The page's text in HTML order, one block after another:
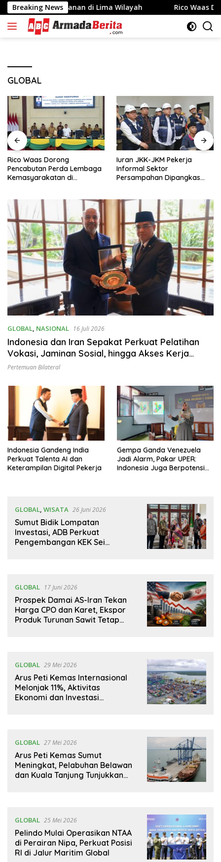
Langsung
ke
konten
Breaking News
Makanan di Lima Wilayah Rico Waas Dorong
GLOBAL
Rico Waas Dorong
Pencabutan Perda Lembaga
Kemasyarakatan di
Iuran JKK-JKM Pekerja
Informal Sektor
Persampahan Dipangkas
GLOBAL, NASIONAL 16 Juli 2026
Indonesia dan Iran Sepakat Perkuat Pelatihan
Vokasi, Jaminan Sosial, hingga Akses Kerja
Penyandang Disabilitas
Pertemuan Bilateral
Indonesia Gandeng India
Perkuat Talenta AI dan
Keterampilan Digital Pekerja
Gempa Ganda Venezuela
Jadi Alarm, Pakar UPER:
Indonesia Juga Berpotensi
GLOBAL, WISATA 26 Juni 2026
Sumut Bidik Lompatan
Investasi, ADB Perkuat
Pengembangan KEK Sei
GLOBAL 17 Juni 2026
Prospek Damai AS-Iran Tekan
Harga CPO dan Karet, Ekspor
Produk Turunan Sawit Tetap
GLOBAL 29 Mei 2026
Arus Peti Kemas Internasional
Melonjak 11%, Aktivitas
Ekonomi dan Investasi
GLOBAL 27 Mei 2026
Arus Peti Kemas Sumut
Meningkat, Pelabuhan Belawan
dan Kuala Tanjung Tunjukkan
GLOBAL 25 Mei 2026
Pelindo Mulai Operasikan NTAA
di Perairan Nipa, Perkuat Posisi
RI di Jalur Maritim Global